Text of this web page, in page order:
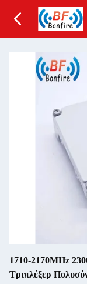
1710-2170MHz
Τριπλέξερ